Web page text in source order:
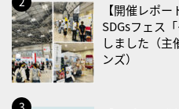
・減塩の日
2026/08/18(火)
・防犯の日
【開催レポ
SDGsフェス
しました（主
ンズ）